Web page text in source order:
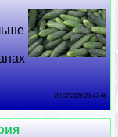
20 07 2026 21:47:46